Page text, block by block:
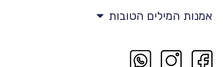
אמנות המילים הטובות